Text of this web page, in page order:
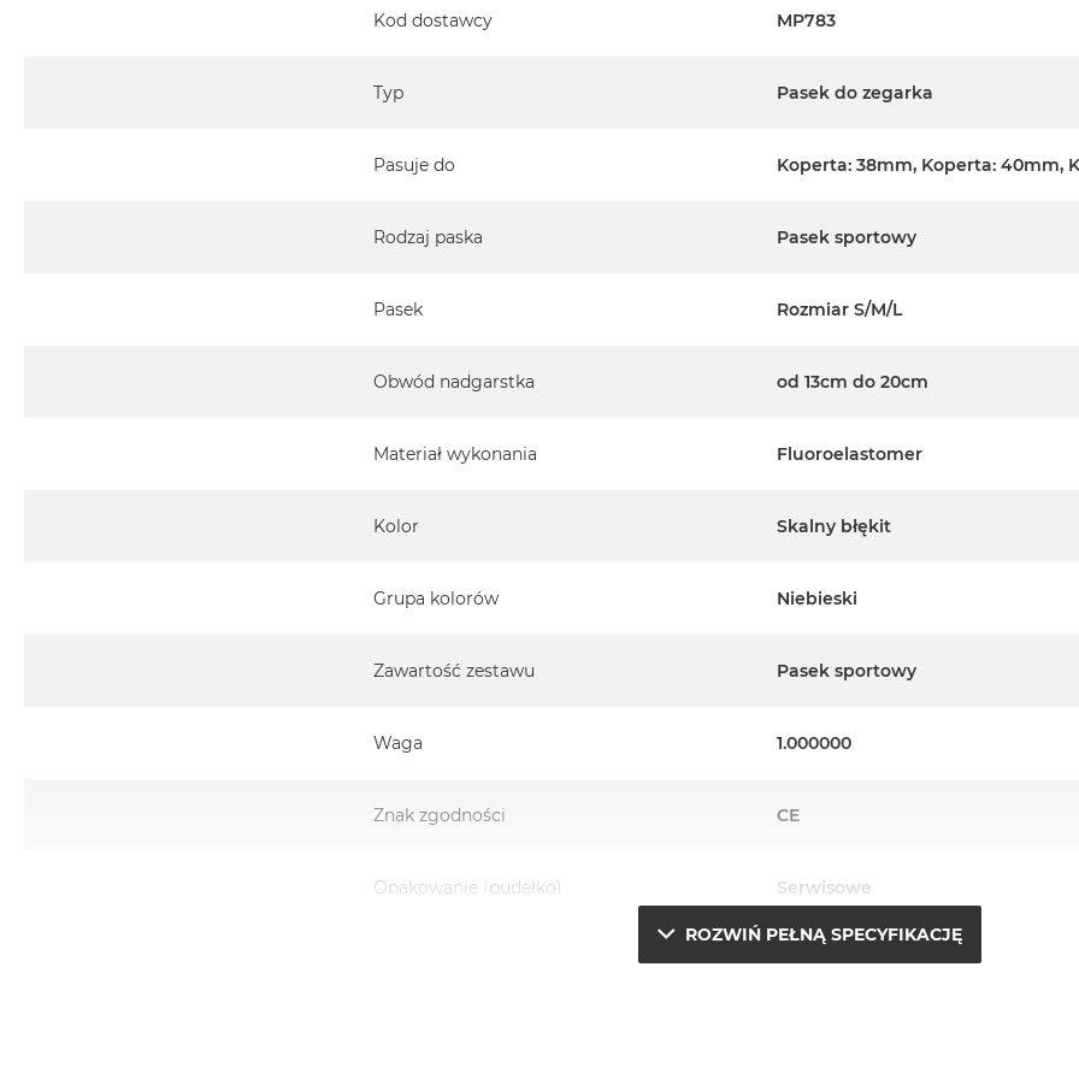
Kod dostawcy MP783
Typ Pasek do zegarka
Pasuje do Koperta: 38mm, Koperta: 40mm,
Rodzaj paska Pasek sportowy
Pasek Rozmiar S/M/L
Obwód nadgarstka od 13cm do 20cm
Materiał wykonania Fluoroelastomer
Kolor Skalny błękit
Grupa kolorów Niebieski
Zawartość zestawu Pasek sportowy
Waga 1.000000
Znak zgodności CE
Opakowanie (pudełko) Serwisowe
ROZWIŃ PEŁNĄ SPECYFIKACJĘ